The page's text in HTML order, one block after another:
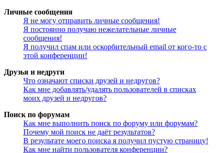
Личные сообщения
Я не могу отправить личные сообщения!
Я постоянно получаю нежелательные личные
сообщения!
Я получил спам или оскорбительный email от кого-то с
этой конференции!
Друзья и недруги
Что означают списки друзей и недругов?
Как мне добавлять/удалять пользователей в списках
моих друзей и недругов?
Поиск по форумам
Как мне выполнить поиск по форуму или форумам?
Почему мой поиск не даёт результатов?
В результате моего поиска я получил пустую страницу!
Как мне найти пользователя конференции?